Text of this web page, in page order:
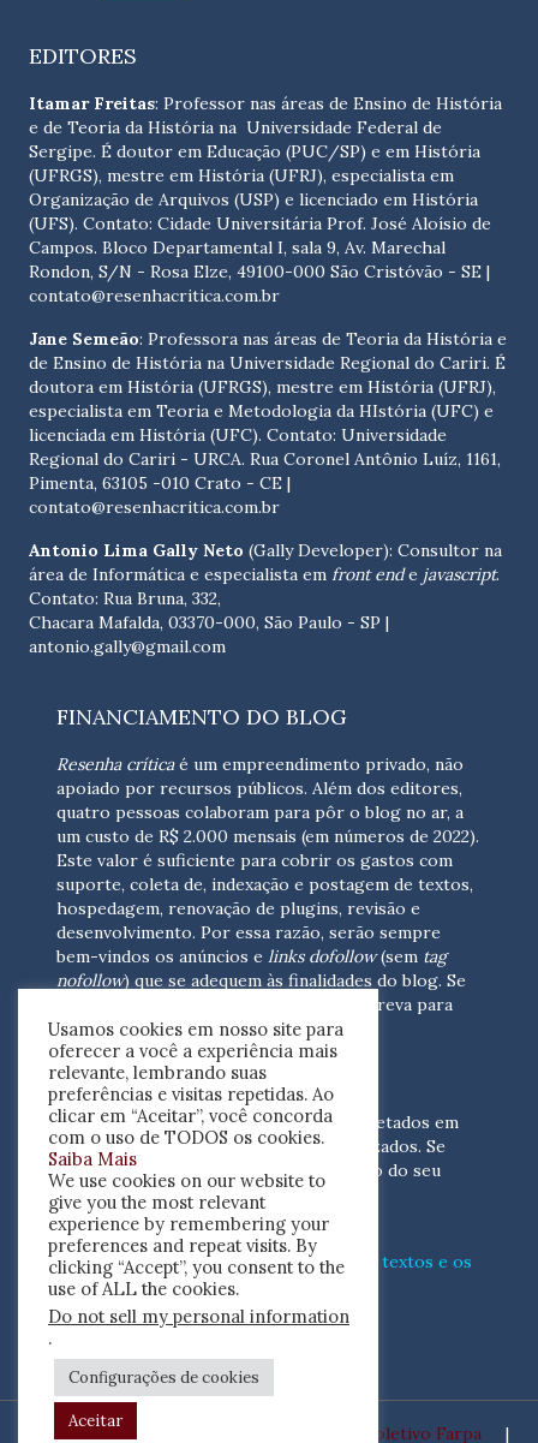
EDITORES
Itamar Freitas: Professor nas áreas de Ensino de História
e de Teoria da História na Universidade Federal de
Sergipe. É doutor em Educação (PUC/SP) e em História
(UFRGS), mestre em História (UFRJ), especialista em
Organização de Arquivos (USP) e licenciado em História
(UFS). Contato: Cidade Universitária Prof. José Aloísio de
Campos. Bloco Departamental I, sala 9, Av. Marechal
Rondon, S/N - Rosa Elze, 49100-000 São Cristóvão - SE |
contato@resenhacritica.com.br
Jane Semeão: Professora nas áreas de Teoria da História e
de Ensino de História na Universidade Regional do Cariri. É
doutora em História (UFRGS), mestre em História (UFRJ),
especialista em Teoria e Metodologia da HIstória (UFC) e
licenciada em História (UFC). Contato: Universidade
Regional do Cariri - URCA. Rua Coronel Antônio Luíz, 1161,
Pimenta, 63105 -010 Crato - CE |
contato@resenhacritica.com.br
Antonio Lima Gally Neto (Gally Developer): Consultor na
área de Informática e especialista em front ende javascript.
Contato: Rua Bruna, 332,
Chacara Mafalda, 03370-000, São Paulo - SP |
antonio.gally@gmail.com
FINANCIAMENTO DO BLOG
Resenha críticaé um empreendimento privado, não
apoiado por recursos públicos. Além dos editores,
quatro pessoas colaboram para pôr o blog no ar, a
um custo de R$ 2.000 mensais (em números de 2022).
Este valor é suficiente para cobrir os gastos com
suporte, coleta de, indexação e postagem de textos,
hospedagem, renovação de plugins, revisão e
desenvolvimento. Por essa razão, serão sempre
bem-vindos os anúncios e links dofollow(sem tag
nofollow) que se adequem às finalidades do blog. Se
escreva para
nós(contato@resenhacritica.com.br)
FONTES E ACERVO
As resenhas, dossiês e sumários são coletados em
periódicos acadêmicos e sites especializados. Se
você tem interesse em divulgar o acervo do seu
periódico, escreva para nós
(contato@resenhacritica.com.br)
Conheça omodocomo processamos os textos e os
índicesdisponibilizados neste blog.
ISSN 2764-0302
Coletivo Farpa |
Usamos cookies em nosso site para
oferecer a você a experiência mais
relevante, lembrando suas
preferências e visitas repetidas. Ao
clicar em “Aceitar”, você concorda
com o uso de TODOS os cookies.
Saiba Mais
We use cookies on our website to
give you the most relevant
experience by remembering your
preferences and repeat visits. By
clicking “Accept”, you consent to the
use of ALL the cookies.
Do not sell my personal information
.
Configurações de cookies
Aceitar